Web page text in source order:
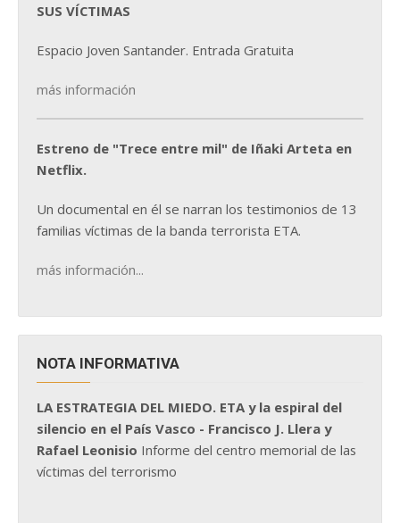
SUS VÍCTIMAS
Espacio Joven Santander. Entrada Gratuita
más información
Estreno de "Trece entre mil" de Iñaki Arteta en
Netflix.
Un documental en él se narran los testimonios de 13
familias víctimas de la banda terrorista ETA.
más información...
NOTA INFORMATIVA
LA ESTRATEGIA DEL MIEDO. ETA y la espiral del
silencio en el País Vasco - Francisco J. Llera y
Rafael Leonisio Informe del centro memorial de las
víctimas del terrorismo